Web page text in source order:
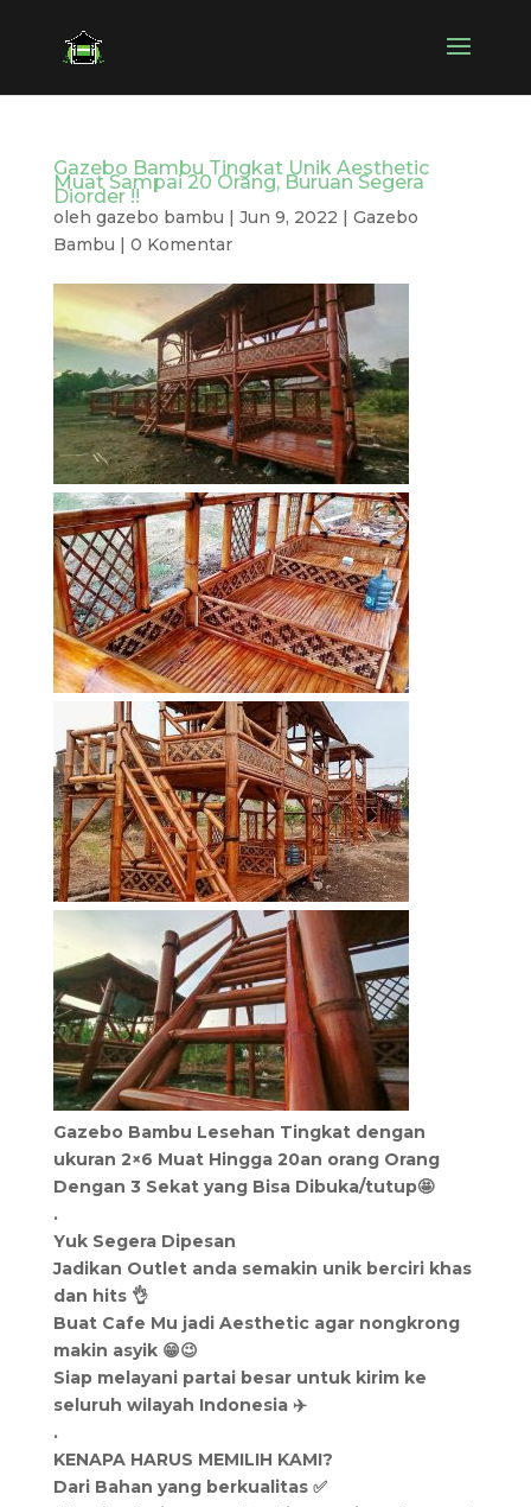
Gazebo Bambu Tingkat Unik Aesthetic
Muat Sampai 20 Orang, Buruan Segera
Diorder !!
oleh gazebo bambu | Jun 9, 2022 | Gazebo
Bambu | 0 Komentar
Gazebo Bambu Lesehan Tingkat dengan
ukuran 2×6 Muat Hingga 20an orang Orang
Dengan 3 Sekat yang Bisa Dibuka/tutup🤩
.
Yuk Segera Dipesan
Jadikan Outlet anda semakin unik berciri khas
dan hits 👌
Buat Cafe Mu jadi Aesthetic agar nongkrong
makin asyik 😁😉
Siap melayani partai besar untuk kirim ke
seluruh wilayah Indonesia ✈️
.
KENAPA HARUS MEMILIH KAMI?
Dari Bahan yang berkualitas ✅